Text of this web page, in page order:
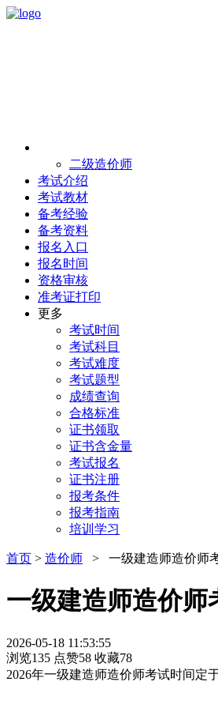
二级造价师
考试介绍
考试教材
备考经验
备考资料
报名入口
报名时间
资格审核
准考证打印
更多
考试时间
考试科目
考试难度
考试题型
成绩查询
合格标准
证书领取
证书含金量
考试报名
证书注册
报考条件
报考指南
培训学习
首页 > 造价师 > 一级建造师造价师
一级建造师造价师
2026-05-18 11:53:55
浏览135 点赞58 收藏78
2026年一级建造师造价师考试时间定